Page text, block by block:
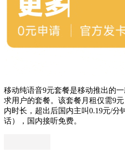
移动纯语音9元套餐是移动推出的
求用户的套餐。该套餐月租仅需9
内时长，超出后国内主叫0.19元/分
话），国内接听免费。